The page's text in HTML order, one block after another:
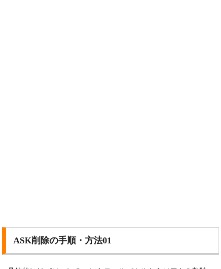
ASK削除の手順・方法01